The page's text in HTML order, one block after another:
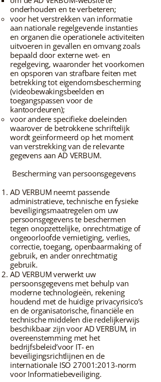
onderhouden en te verbeteren;
voor het verstrekken van informatie
aan nationale regelgevende instanties
en organen die operationele activiteiten
uitvoeren in gevallen en omvang zoals
bepaald door externe wet- en
regelgeving, waaronder het voorkomen
en opsporen van strafbare feiten met
betrekking tot eigendomsbescherming
(videobewakingsbeelden en
toegangspassen voor de
kantoordeuren);
voor andere specifieke doeleinden
waarover de betrokkene schriftelijk
wordt geïnformeerd op het moment
van verstrekking van de relevante
gegevens aan AD VERBUM.
Bescherming van persoonsgegevens
AD VERBUM neemt passende
administratieve, technische en fysieke
beveiligingsmaatregelen om uw
persoonsgegevens te beschermen
tegen onopzettelijke, onrechtmatige of
ongeoorloofde vernietiging, verlies,
correctie, toegang, openbaarmaking of
gebruik, en ander onrechtmatig
gebruik.
AD VERBUM verwerkt uw
persoonsgegevens met behulp van
moderne technologieën, rekening
houdend met de huidige privacyrisico’s
en de organisatorische, financiële en
technische middelen die redelijkerwijs
beschikbaar zijn voor AD VERBUM, in
overeenstemming met het
bedrijfsbeleid’voor IT- en
beveiligingsrichtlijnen en de
internationale ISO 27001:2013-norm
voor Informatiebeveiliging.